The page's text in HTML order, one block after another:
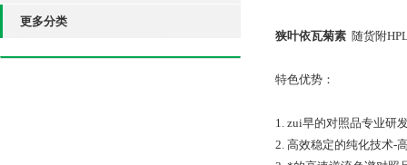
更多分类
狭叶依瓦菊素 随货附
特色优势：
1. zui早的对照品专业研
2. 高效稳定的纯化技术-